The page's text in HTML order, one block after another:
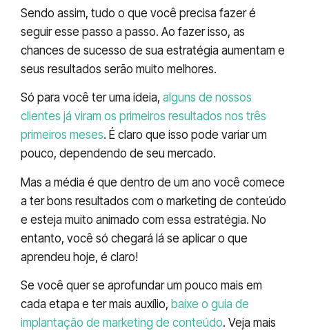
Sendo assim, tudo o que você precisa fazer é
seguir esse passo a passo. Ao fazer isso, as
chances de sucesso de sua estratégia aumentam e
seus resultados serão muito melhores.
Só para você ter uma ideia, alguns de nossos
clientes já viram os primeiros resultados nos três
primeiros meses. É claro que isso pode variar um
pouco, dependendo de seu mercado.
Mas a média é que dentro de um ano você comece
a ter bons resultados com o marketing de conteúdo
e esteja muito animado com essa estratégia. No
entanto, você só chegará lá se aplicar o que
aprendeu hoje, é claro!
Se você quer se aprofundar um pouco mais em
cada etapa e ter mais auxílio, baixe o guia de
implantação de marketing de conteúdo. Veja mais